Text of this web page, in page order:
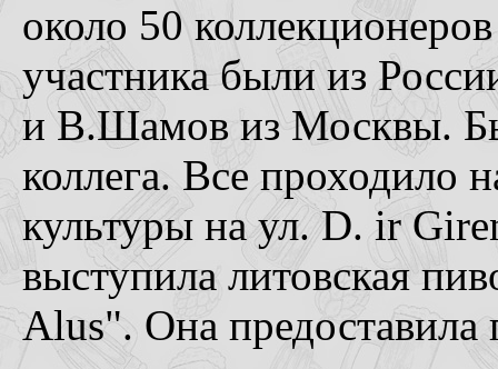
около 50
участника были из
и В.Шамов из Москвы.
коллега. Все проходило
культуры на ул. D. ir
выступила литовская
Alus". Она